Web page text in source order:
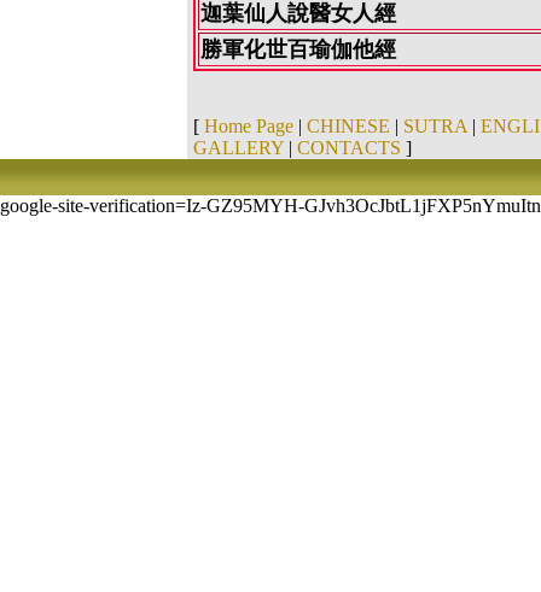
迦葉仙人說醫女人經
勝軍化世百瑜伽他經
[ Home Page | CHINESE | SUTRA |
GALLERY | CONTACTS ]
google-site-verification=Iz-GZ95MYH-